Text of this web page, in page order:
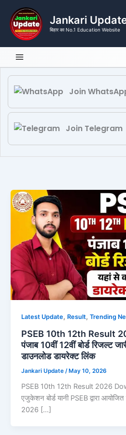
content
Jankari
बिहार का No.1 Education Website
Join
Join Telegram
Latest Update, Result,Trending
PSEB 10th 12th Result
पंजाब 10वीं 12वीं बोर्ड रिजल्ट
डाउनलोड डायरेक्ट लिंक
Jankari Update /May 10, 2026
PSEB 10th 12th Result 2026
एजुकेशन बोर्ड यानी PSEB द्वारा आयोजित
2026 […]